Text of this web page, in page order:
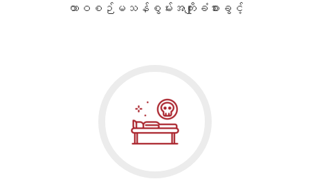
ထာဝစဉ်မသန်စွမ်းအကျိုးခံစားခွင့်